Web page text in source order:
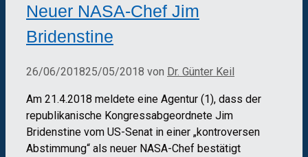
Neuer NASA-Chef Jim
Bridenstine
26/06/201825/05/2018 von Dr. Günter Keil
Am 21.4.2018 meldete eine Agentur (1), dass der
republikanische Kongressabgeordnete Jim
Bridenstine vom US-Senat in einer „kontroversen
Abstimmung“ als neuer NASA-Chef bestätigt